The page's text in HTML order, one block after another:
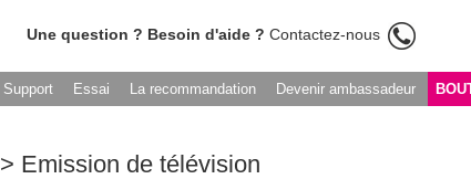
Une question ? Besoin d'aide ? Contactez-nous
Support Essai La recommandation Devenir ambassadeur
> Emission de télévision